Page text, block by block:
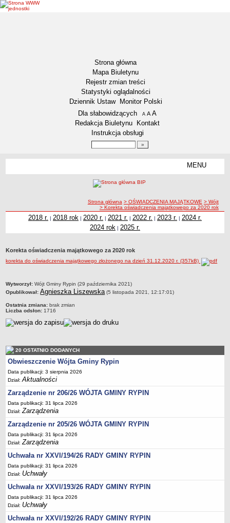
Strona główna
Mapa Biuletynu
Rejestr zmian treści
Statystyki oglądalności
Dziennik Ustaw
Monitor Polski
Menu dodatkowe
Dla słabowidzących A pomniejsz czcionkę
A standardowy rozmiar czcionki
A
Redakcja Biuletynu
Kontakt
Instrukcja obsługi
MENU
Lokalizacja
Zadania publiczne
Realizacja zadań publicznych
Rejestr zbiorów danych osobowych
Rejestr instytucji kultury
RODO Klauzule informacyjne
Dane teleadresowe
Tabela informacyjna
Czas pracy urzędu
Nr konta bankowego, NIP, REGON
Pracownicy urzędu - urząd gminy
Pracownicy urzędu - baza magazynowo - warsztatowa
Kompetencje referatów
Regulamin organizacyjny
Ogłoszenia o naborze na wolne stanowiska urzędnicze
Lista kandydatów spełniających wymagania formalne w naborach na
wolne stanowiska urzędnicze
Wyniki naboru na wolne stanowiska urzędnicze
ścieżka nawigacji
Strona główna > OŚWIADCZENIA MAJĄTKOWE > Wójt
> Korekta oświadczenia majątkowego za 2020 rok
2018 r. | 2018 rok | 2020 r. | 2021 r. | 2022 r. | 2023 r. | 2024 r.
2024 rok | 2025 r.
Korekta oświadczenia majątkowego za 2020 rok
korekta do oświadczenia majątkowego złożonego na dzień 31.12.2020 r. (357kB)
metryczka
Wytworzył: Wójt Gminy Rypin (29 października 2021)
Opublikował: Agnieszka Liszewska(5 listopada 2021, 12:17:01)
Ostatnia zmiana: brak zmian
Liczba odsłon: 1716
20 OSTATNIO DODANYCH
Obwieszczenie Wójta Gminy Rypin
Data publikacji: 3 sierpnia 2026
Dział:Aktualności
Zarządzenie nr 206/26 WÓJTA GMINY RYPIN
Data publikacji: 31 lipca 2026
Dział:Zarządzenia
Zarządzenie nr 205/26 WÓJTA GMINY RYPIN
Data publikacji: 31 lipca 2026
Dział:Zarządzenia
Uchwała nr XXVI/194/26 RADY GMINY RYPIN
Data publikacji: 31 lipca 2026
Dział: Uchwały
Uchwała nr XXVI/193/26 RADY GMINY RYPIN
Data publikacji: 31 lipca 2026
Dział: Uchwały
Uchwała nr XXVI/192/26 RADY GMINY RYPIN